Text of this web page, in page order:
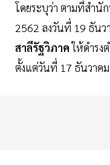
โดยระบุว่า ตามที่สำนั
2562 ลงวันที่ 19 ธันว
สาลีรัฐวิภาคให้ดำรง
ตั้งแต่วันที่ 17 ธันวา